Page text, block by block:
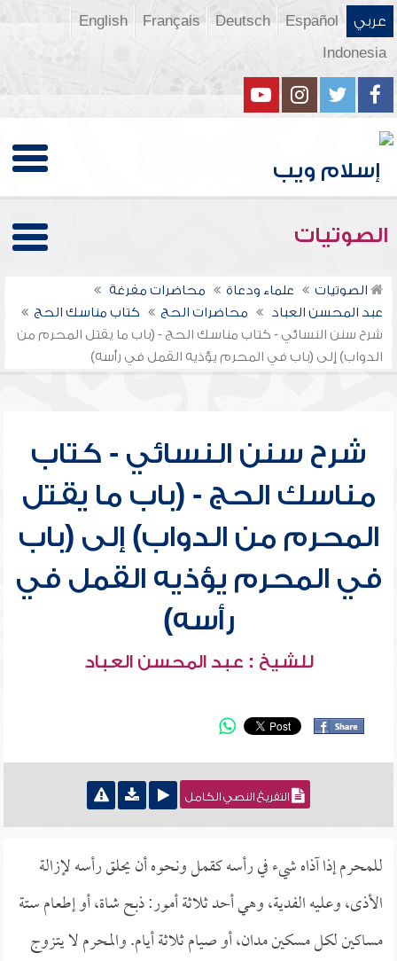
عربي Español
Deutsch
Français
English
Indonesia
الصوتيات
الصوتيات علماء ودعاة
محاضرات مفرغة
عبد المحسن العباد
محاضرات الحج
كتاب مناسك الحج
شرح سنن النسائي - كتاب مناسك الحج - (باب ما يقتل المحرم من
الدواب) إلى (باب في المحرم يؤذيه القمل في رأسه)
شرح سنن النسائي - كتاب
مناسك الحج - (باب ما يقتل
المحرم من الدواب) إلى (باب
في المحرم يؤذيه القمل في
رأسه)
للشيخ : عبد المحسن العباد
التفريغ النصي الكامل
للمحرم إذا آذاه شيء في رأسه كقمل ونحوه أن يحلق رأسه لإزالة
الأذى، وعليه الفدية، وهي أحد ثلاثة أمور: ذبح شاة، أو إطعام ستة
مساكين لكل مسكين مدان، أو صيام ثلاثة أيام. والمحرم لا يتزوج